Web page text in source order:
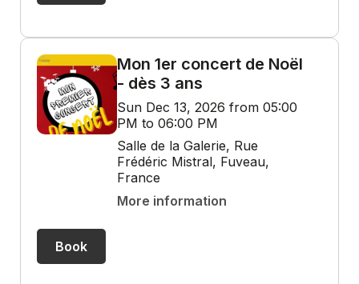
Mon 1er concert de Noël
- dès 3 ans
Sun Dec 13, 2026 from 05:00
PM to 06:00 PM
Salle de la Galerie, Rue
Frédéric Mistral, Fuveau,
France
More information
Book